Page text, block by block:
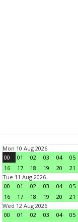
Mon 10 Aug 2026
00
01 02 03 04 05
16
17 18 19 20 21
Tue 11 Aug 2026
00
01 02 03 04 05
16
17 18 19 20 21
Wed 12 Aug 2026
00
01 02 03 04 05